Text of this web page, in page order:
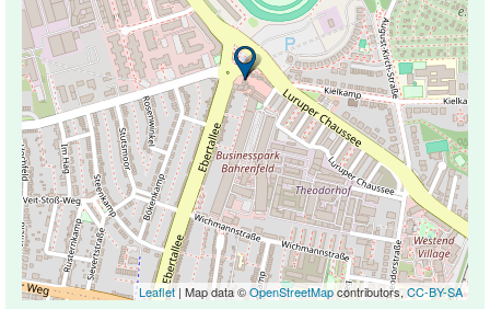
Leaflet | Map data ©OpenStreetMapcontributors, CC-BY-SA